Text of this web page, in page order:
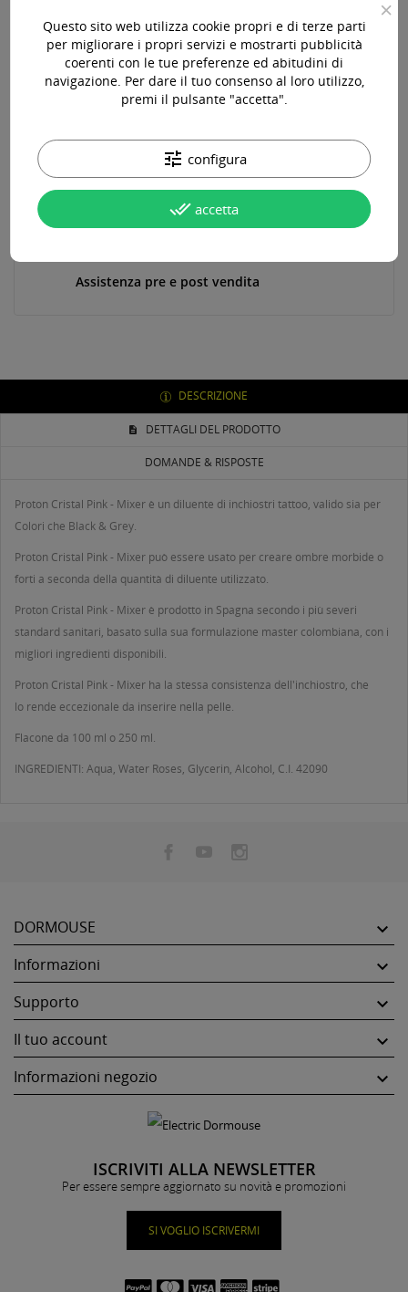
Acquista 119,00 € (iva incl.) di prodotti per ottenere la
spedizione gratuita!
Consegna in 24-48 ore lavorative*
Assistenza pre e post vendita
DESCRIZIONE
DETTAGLI DEL PRODOTTO
DOMANDE & RISPOSTE
Proton Cristal Pink - Mixer è un diluente di inchiostri tattoo, valido sia per
Colori che Black & Grey.
Proton Cristal Pink - Mixer può essere usato per creare ombre morbide o
forti a seconda della quantità di diluente utilizzato.
Proton Cristal Pink - Mixer è prodotto in Spagna secondo i più severi
standard sanitari, basato sulla sua formulazione master colombiana, con i
migliori ingredienti disponibili.
Proton Cristal Pink - Mixer ha la stessa consistenza dell'inchiostro, che
lo rende eccezionale da inserire nella pelle.
Flacone da 100 ml o 250 ml.
INGREDIENTI: Aqua, Water Roses, Glycerin, Alcohol, C.I. 42090
DORMOUSE 
Informazioni 
Supporto 
Il tuo account 
Informazioni negozio 
ISCRIVITI ALLA NEWSLETTER
Per essere sempre aggiornato su novità e promozioni
SI VOGLIO ISCRIVERMI
×
Questo sito web utilizza cookie propri e di terze parti
per migliorare i propri servizi e mostrarti pubblicità
coerenti con le tue preferenze ed abitudini di
navigazione. Per dare il tuo consenso al loro utilizzo,
premi il pulsante "accetta".
tune configura
done_all accetta